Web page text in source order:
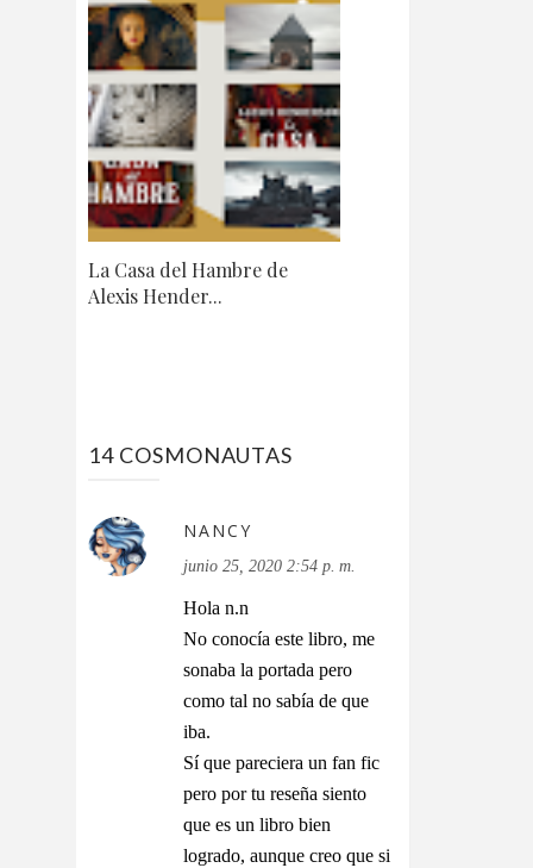
La Casa del Hambre de
Alexis Hender...
14 COSMONAUTAS
NANCY
junio 25, 2020 2:54 p. m.
Hola n.n
No conocía este libro, me
sonaba la portada pero
como tal no sabía de que
iba.
Sí que pareciera un fan fic
pero por tu reseña siento
que es un libro bien
logrado, aunque creo que si